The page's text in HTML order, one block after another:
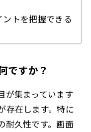
トを把握できる
ですか？
が集まっています
存在します。特に
耐久性です。画面